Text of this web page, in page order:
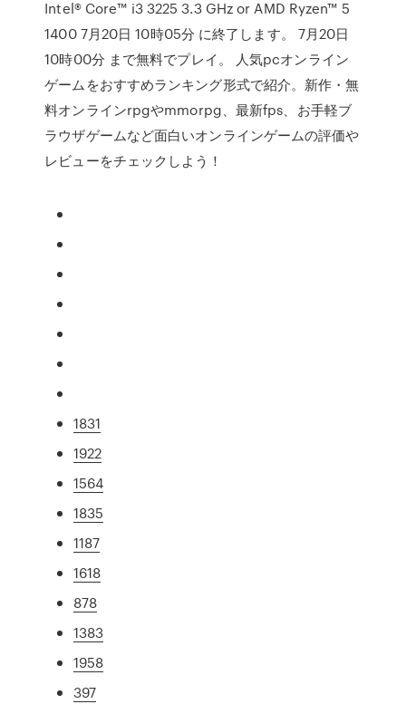
Intel® Core™ i3 3225 3.3 GHz or AMD Ryzen™ 5
1400 7月20日 10時05分 に終了します。 7月20日
10時00分 まで無料でプレイ。 人気pcオンライン
ゲームをおすすめランキング形式で紹介。新作・無
料オンラインrpgやmmorpg、最新fps、お手軽ブ
ラウザゲームなど面白いオンラインゲームの評価や
レビューをチェックしよう！
1831
1922
1564
1835
1187
1618
878
1383
1958
397